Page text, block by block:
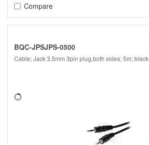
Compare
BQC-JPSJPS-0500
Cable; Jack 3.5mm 3pin plug,both sides; 5m; black